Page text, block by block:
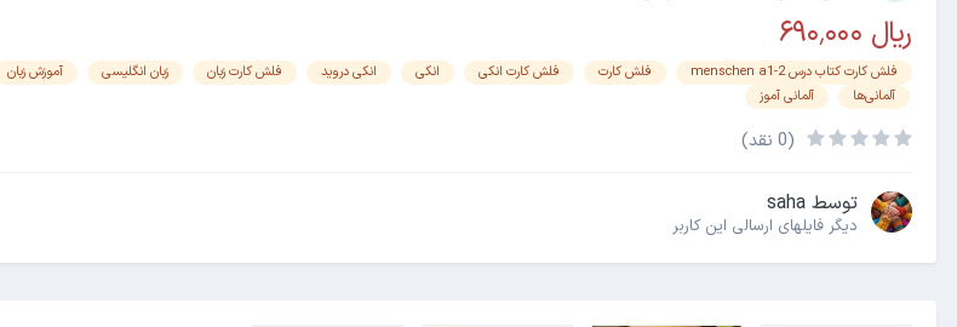
فلش کارت کتاب درس menschen a1-2 فلش کارت فلش کارت انکی انکی انکی دروید فلش کارت زبان زبان انگلیسی آموزش زبان
آلمانی‌ها
آلمانی آموز
(0 نقد)
توسط saha
دیگر فایل‎های ارسالی این کاربر